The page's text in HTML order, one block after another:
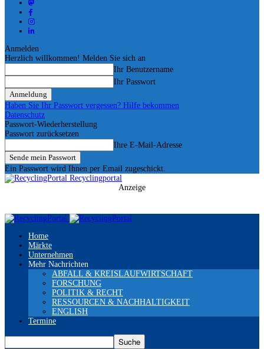
Anmelden
Herzlich willkommen! Melden Sie sich an
Ihr Benutzername
Ihr Passwort
Haben Sie Ihr Passwort vergessen? Hilfe bekommen
Datenschutz
Passwort-Wiederherstellung
Passwort zurücksetzen
Ihre E-Mail-Adresse
Ein Passwort wird Ihnen per Email zugeschickt.
Recyclingportal
Anzeige
Home
Märkte
Unternehmen
Mehr Nachrichten
ABFALL & KREISLAUFWIRTSCHAFT
FORSCHUNG
POLITIK & RECHT
RESSOURCEN & NACHHALTIGKEIT
ENGLISH
Termine